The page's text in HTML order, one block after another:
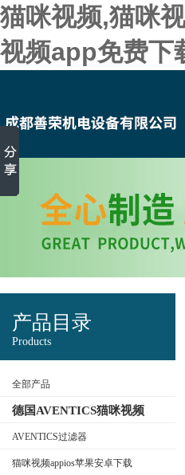
猫咪视频,猫咪
视频app免费下
产品目录
Products
全部产品
德国AVENTICS猫咪视频
appios苹果安卓下载
AVENTICS过滤器
猫咪视频appios苹果安卓下载